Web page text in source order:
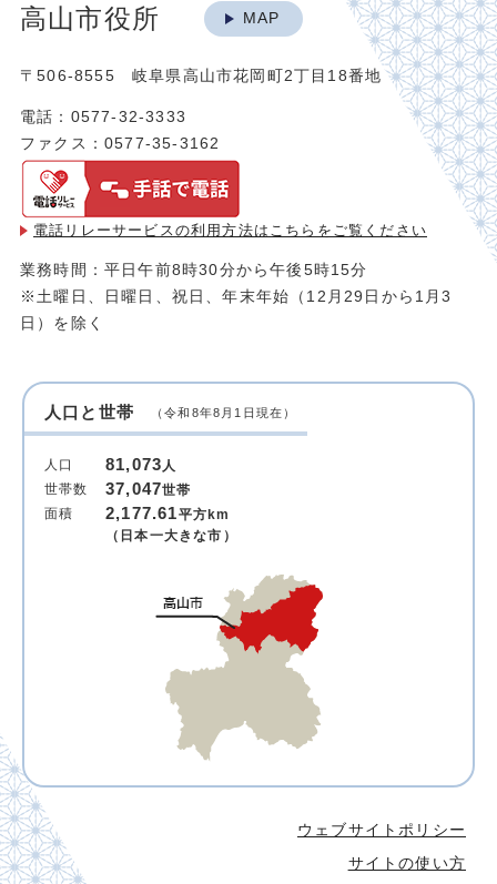
高山市役所 MAP
〒506-8555 岐阜県高山市花岡町2丁目18番地
電話：0577-32-3333
ファクス：0577-35-3162
電話リレーサービスの利用方法は こちらをご覧ください
業務時間：平日午前8時30分から午後5時15分
※土曜日、日曜日、祝日、年末年始（12月29日から1月3
日）を除く
人口と世帯 （令和8年8月1日現在）
人口 81,073人
世帯数
37,047世帯
面積
2,177.61平方km
（日本一大きな市）
ウェブサイトポリシー
サイトの使い方